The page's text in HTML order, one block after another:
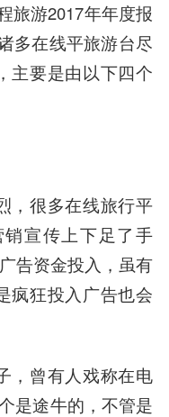
旅游2017年年度报
多在线平旅游台尽
主要是由以下四个
，很多在线旅行平
宣传上下足了手
告资金投入，虽有
疯狂投入广告也会
，曾有人戏称在电
是途牛的，不管是